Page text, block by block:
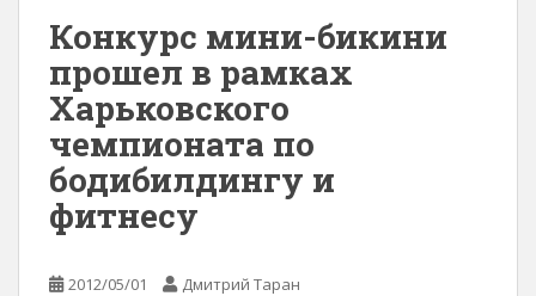
Конкурс мини-бикини
прошел в рамках
Харьковского
чемпионата по
бодибилдингу и
фитнесу
2012/05/01 Дмитрий Таран